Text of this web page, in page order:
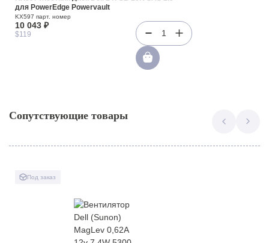
для PowerEdge Powervault
KX597 парт. номер
10 043 ₽
$119 1
Сопутствующие товары
Под заказ